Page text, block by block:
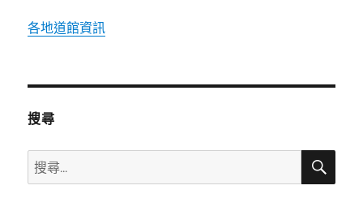
各地道館資訊
搜尋
搜
尋
搜